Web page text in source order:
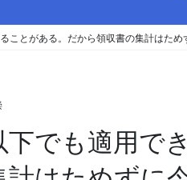
ことがある。だから領収書の集計はため
下でも適用で